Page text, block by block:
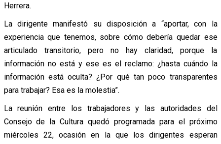
Herrera.
La dirigente manifestó su disposición a “aportar, con la
experiencia que tenemos, sobre cómo debería quedar ese
articulado transitorio, pero no hay claridad, porque la
información no está y ese es el reclamo: ¿hasta cuándo la
información está oculta? ¿Por qué tan poco transparentes
para trabajar? Esa es la molestia”.
La reunión entre los trabajadores y las autoridades del
Consejo de la Cultura quedó programada para el próximo
miércoles 22, ocasión en la que los dirigentes esperan